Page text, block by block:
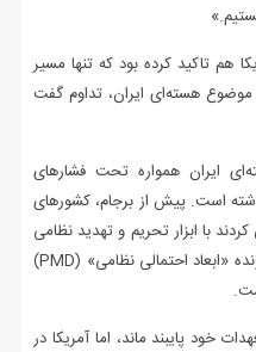
هم تاکید کرده بود که تنها مسیر
هسته‌ای ایران، تداوم گفت‌
ایران همواره تحت فشارهای
است. پیش از برجام، کشورهای
با ابزار تحریم و تهدید نظامی
علیه ایران اقدام کنند اما بسته شدن پرونده «ابعاد احتمالی نظامی» (PMD)
خود پایبند ماند، اما آمریکا در